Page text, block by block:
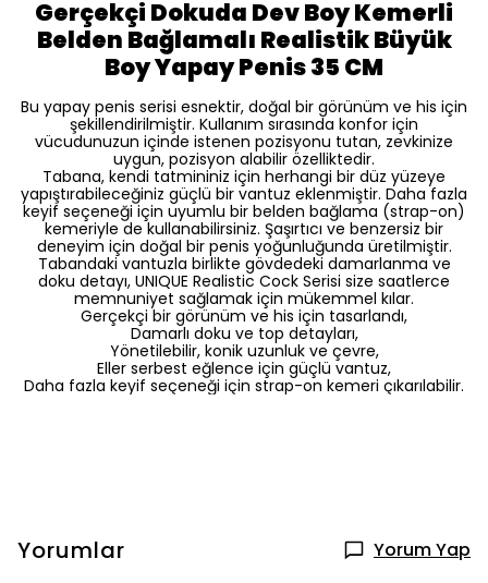
Gerçekçi Dokuda Dev Boy Kemerli
Belden Bağlamalı Realistik Büyük
Boy Yapay Penis 35 CM
Bu yapay penis serisi esnektir, doğal bir görünüm ve his için
şekillendirilmiştir. Kullanım sırasında konfor için
vücudunuzun içinde istenen pozisyonu tutan, zevkinize
uygun, pozisyon alabilir özelliktedir.
Tabana, kendi tatmininiz için herhangi bir düz yüzeye
yapıştırabileceğiniz güçlü bir vantuz eklenmiştir. Daha fazla
keyif seçeneği için uyumlu bir belden bağlama (strap-on)
kemeriyle de kullanabilirsiniz. Şaşırtıcı ve benzersiz bir
deneyim için doğal bir penis yoğunluğunda üretilmiştir.
Tabandaki vantuzla birlikte gövdedeki damarlanma ve
doku detayı, UNIQUE Realistic Cock Serisi size saatlerce
memnuniyet sağlamak için mükemmel kılar.
Gerçekçi bir görünüm ve his için tasarlandı,
Damarlı doku ve top detayları,
Yönetilebilir, konik uzunluk ve çevre,
Eller serbest eğlence için güçlü vantuz,
Daha fazla keyif seçeneği için strap-on kemeri çıkarılabilir.
Yorumlar Yorum Yap